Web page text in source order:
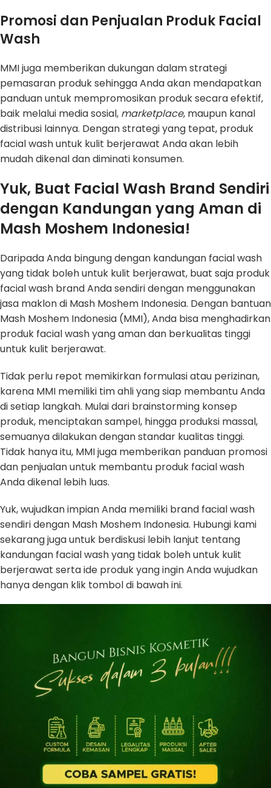
Promosi dan Penjualan Produk Facial
Wash
MMI juga memberikan dukungan dalam strategi
pemasaran produk sehingga Anda akan mendapatkan
panduan untuk mempromosikan produk secara efektif,
baik melalui media sosial, marketplace, maupun kanal
distribusi lainnya. Dengan strategi yang tepat, produk
facial wash untuk kulit berjerawat Anda akan lebih
mudah dikenal dan diminati konsumen.
Yuk, Buat Facial Wash Brand Sendiri
dengan Kandungan yang Aman di
Mash Moshem Indonesia!
Daripada Anda bingung dengan kandungan facial wash
yang tidak boleh untuk kulit berjerawat, buat saja produk
facial wash brand Anda sendiri dengan menggunakan
jasa maklon di Mash Moshem Indonesia. Dengan bantuan
Mash Moshem Indonesia (MMI), Anda bisa menghadirkan
produk facial wash yang aman dan berkualitas tinggi
untuk kulit berjerawat.
Tidak perlu repot memikirkan formulasi atau perizinan,
karena MMI memiliki tim ahli yang siap membantu Anda
di setiap langkah. Mulai dari brainstorming konsep
produk, menciptakan sampel, hingga produksi massal,
semuanya dilakukan dengan standar kualitas tinggi.
Tidak hanya itu, MMI juga memberikan panduan promosi
dan penjualan untuk membantu produk facial wash
Anda dikenal lebih luas.
Yuk, wujudkan impian Anda memiliki brand facial wash
sendiri dengan Mash Moshem Indonesia. Hubungi kami
sekarang juga untuk berdiskusi lebih lanjut tentang
kandungan facial wash yang tidak boleh untuk kulit
berjerawat serta ide produk yang ingin Anda wujudkan
hanya dengan klik tombol di bawah ini.